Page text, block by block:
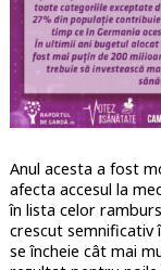
Anul acesta a fost
afecta accesul la
în lista celor
crescut semnificativ
se încheie cât mai